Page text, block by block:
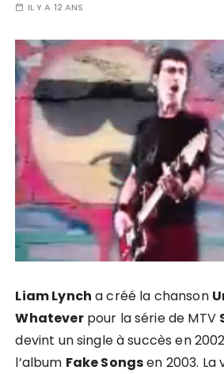
IL Y A 12 ANS
Liam Lynch a créé la chanson
Whateverpour la série de MTV
devint un single à succès en
l’album Fake Songsen 2003. La